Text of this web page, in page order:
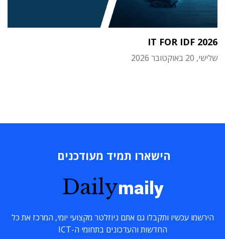
IT FOR IDF 2026
שלישי, 20 באוקטובר 2026
הישארו תמיד מעודכנים
Dailymaily
הירשמו עכשיו ותקבלו גם אתם ניוזלטר מקצועי יומי, המרכז את כל
החדשות והעדכונים בתחומי ה-ICT